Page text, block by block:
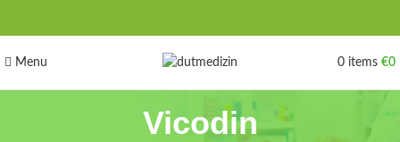
Menu 0 items €0
Vicodin